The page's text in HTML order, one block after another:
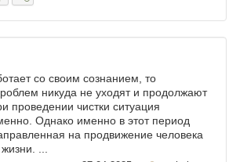
со своим сознанием, то
никуда не уходят и продолжают
проведении чистки ситуация
Однако именно в этот период
на продвижение человека
...